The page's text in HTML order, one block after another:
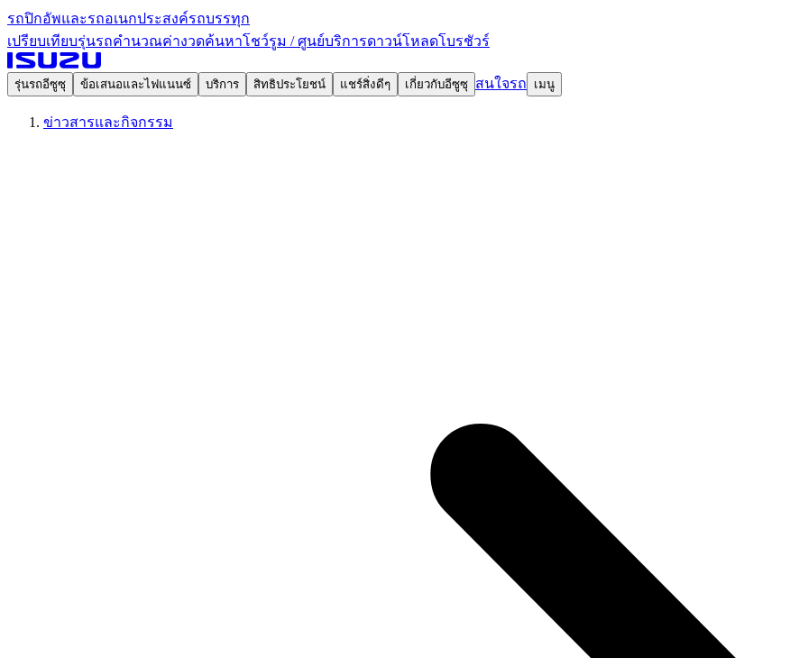
รถปิกอัพและรถอเนกประสงค์รถบรรทุก
เปรียบเทียบรุ่นรถคำนวณค่างวดค้นหาโชว์รูม / ศูนย์บริการดาวน์โหลดโบรชัวร์
รุ่นรถอีซูซุ ข้อเสนอและไฟแนนซ์ บริการ สิทธิประโยชน์ แชร์สิ่งดีๆ เกี่ยวกับอีซูซุ สนใจรถ เมนู
ข่าวสารและกิจกรรม